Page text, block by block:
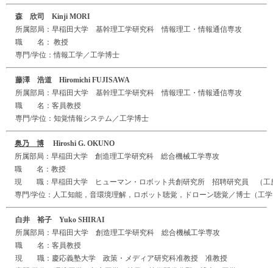
森 欣司 Kinji MORI
所属部局：早稲田大学 基幹理工学研究科 情報理工・情報通信専攻
職 名： 教授
専門/学位：情報工学／工学博士
藤澤 浩道 Hiromichi FUJISAWA
所属部局：早稲田大学 基幹理工学研究科 情報理工・情報通信専攻
職 名：客員教授
専門/学位：知覚情報システム／工学博士
奥乃 博 Hiroshi G. OKUNO
所属部局：早稲田大学 創造理工学研究科 総合機械工学専攻
職 名：教授
現 職：早稲田大学 ヒューマン・ロボット共創研究所 招聘研究員 （工
専門/学位：人工知能，音環境理解，ロボット聴覚，ドローン聴覚／博士（工
白井 裕子 Yuko SHIRAI
所属部局：早稲田大学 創造理工学研究科 総合機械工学専攻
職 名：客員教授
現 職：慶応義塾大学 政策・メディア研究科准教授 准教授